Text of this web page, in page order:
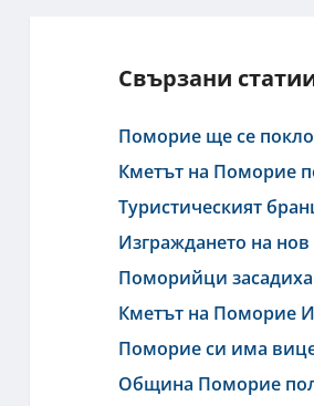
Свързани
Поморие ще се
Кметът на Поморие
Туристическият
Изграждането на
Поморийци засадиха
Кметът на Поморие
Поморие си има
Община Поморие